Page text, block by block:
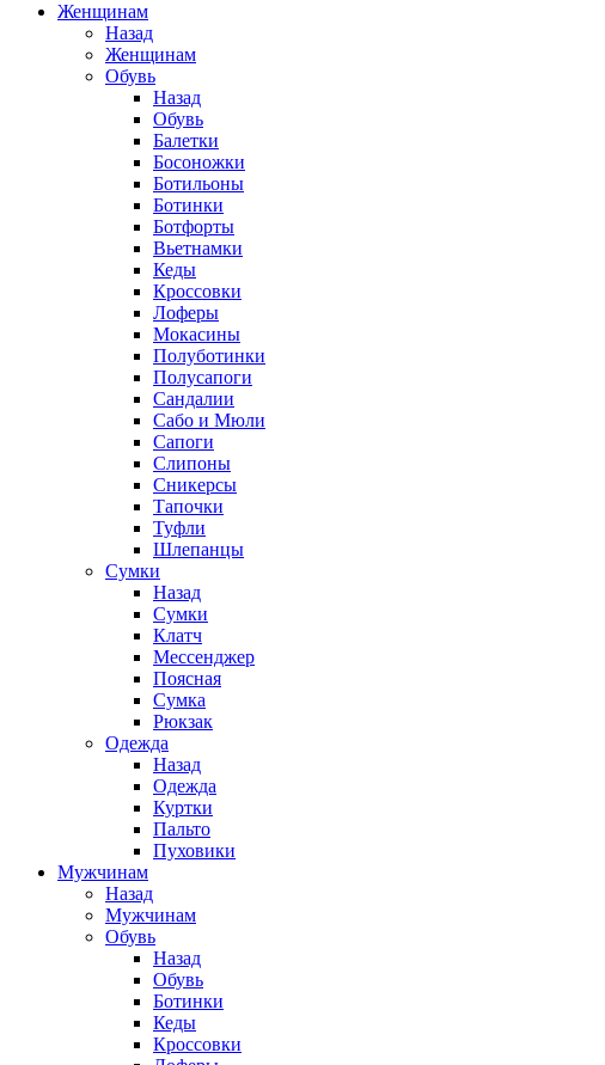
Женщинам
Назад
Женщинам
Обувь
Назад
Обувь
Балетки
Босоножки
Ботильоны
Ботинки
Ботфорты
Вьетнамки
Кеды
Кроссовки
Лоферы
Мокасины
Полуботинки
Полусапоги
Сандалии
Сабо и Мюли
Сапоги
Слипоны
Сникерсы
Тапочки
Туфли
Шлепанцы
Cумки
Назад
Cумки
Клатч
Мессенджер
Поясная
Сумка
Рюкзак
Одежда
Назад
Одежда
Куртки
Пальто
Пуховики
Мужчинам
Назад
Мужчинам
Обувь
Назад
Обувь
Ботинки
Кеды
Кроссовки